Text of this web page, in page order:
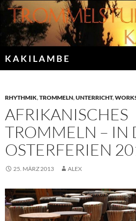
Zum
Inhalt
springen
K A K I L A M B E
RHYTHMIK,TROMMELN,UNTERRICHT,
AFRIKANISCHES
TROMMELN – IN
OSTERFERIEN
25. MÄRZ 2013 ALEX